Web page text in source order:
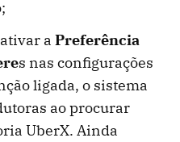
a Preferência
s nas configurações
ligada, o sistema
ao procurar
UberX. Ainda